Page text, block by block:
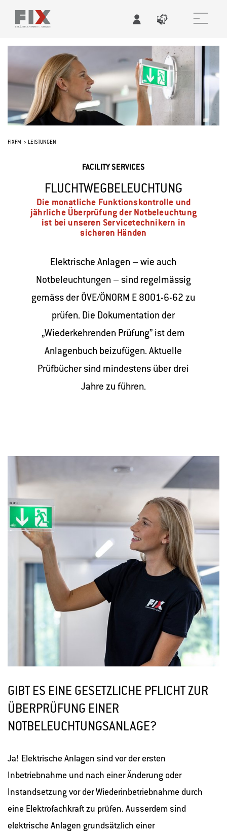
FIXFM LEISTUNGEN
FACILITY SERVICES
FLUCHTWEGBELEUCHTUNG
Die monatliche Funktionskontrolle und
jährliche Überprüfung der Notbeleuchtung
ist bei unseren Servicetechnikern in
sicheren Händen
Elektrische Anlagen – wie auch
Notbeleuchtungen – sind regelmässig
gemäss der ÖVE/ÖNORM E 8001-6-62 zu
prüfen. Die Dokumentation der
„Wiederkehrenden Prüfung” ist dem
Anlagenbuch beizufügen. Aktuelle
Prüfbücher sind mindestens über drei
Jahre zu führen.
GIBT ES EINE GESETZLICHE PFLICHT ZUR
ÜBERPRÜFUNG EINER
NOTBELEUCHTUNGSANLAGE?
Ja! Elektrische Anlagen sind vor der ersten
Inbetriebnahme und nach einer Änderung oder
Instandsetzung vor der Wiederinbetriebnahme durch
eine Elektrofachkraft zu prüfen. Ausserdem sind
elektrische Anlagen grundsätzlich einer